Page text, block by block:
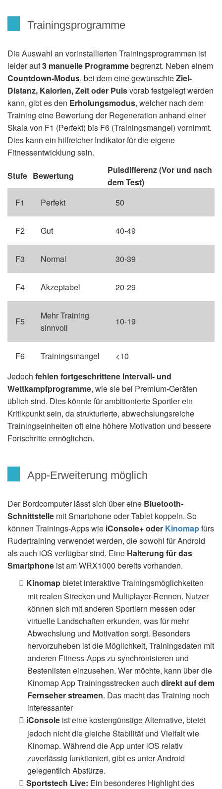
Trainingsprogramme
Die Auswahl an vorinstallierten Trainingsprogrammen ist
leider auf3 manuelle Programmebegrenzt. Neben einem
Countdown-Modus, bei dem eine gewünschteZiel-
Distanz, Kalorien, Zeit oder Pulsvorab festgelegt werden
kann, gibt es den Erholungsmodus, welcher nach dem
Training eine Bewertung der Regeneration anhand einer
Skala von F1 (Perfekt) bis F6 (Trainingsmangel) vornimmt.
Dies kann ein hilfreicher Indikator für die eigene
Fitnessentwicklung sein.
Stufe Bewertung
Pulsdifferenz (Vor und nach
dem Test)
F1
Perfekt 50
F2 Gut 40-49
F3 Normal 30-39
F4 Akzeptabel 20-29
F5
Mehr Training
sinnvoll
10-19
F6 Trainingsmangel
<10
Jedoch fehlen fortgeschrittene Intervall- und
Wettkampfprogramme, wie sie bei Premium-Geräten
üblich sind. Dies könnte für ambitionierte Sportler ein
Kritikpunkt sein, da strukturierte, abwechslungsreiche
Trainingseinheiten oft eine höhere Motivation und bessere
Fortschritte ermöglichen.
App-Erweiterung möglich
Der Bordcomputer lässt sich über eine Bluetooth-
Schnittstelle mit Smartphone oder Tablet koppeln. So
können Trainings-Apps wie iConsole+ oder Kinomapfürs
Rudertraining verwendet werden, die sowohl für Android
als auch iOS verfügbar sind. Eine Halterung für das
Smartphone ist am WRX1000 bereits vorhanden.
Kinomapbietet interaktive Trainingsmöglichkeiten
mit realen Strecken und Multiplayer-Rennen. Nutzer
können sich mit anderen Sportlern messen oder
virtuelle Landschaften erkunden, was für mehr
Abwechslung und Motivation sorgt. Besonders
hervorzuheben ist die Möglichkeit, Trainingsdaten mit
anderen Fitness-Apps zu synchronisieren und
Bestenlisten einzusehen. Wer möchte, kann über die
Kinomap App Trainingsstrecken auch direkt auf dem
Fernseher streamen. Das macht das Training noch
interessanter
iConsoleist eine kostengünstige Alternative, bietet
jedoch nicht die gleiche Stabilität und Vielfalt wie
Kinomap. Während die App unter iOS relativ
zuverlässig funktioniert, gibt es unter Android
gelegentlich Abstürze.
Sportstech Live: Ein besonderes Highlight des